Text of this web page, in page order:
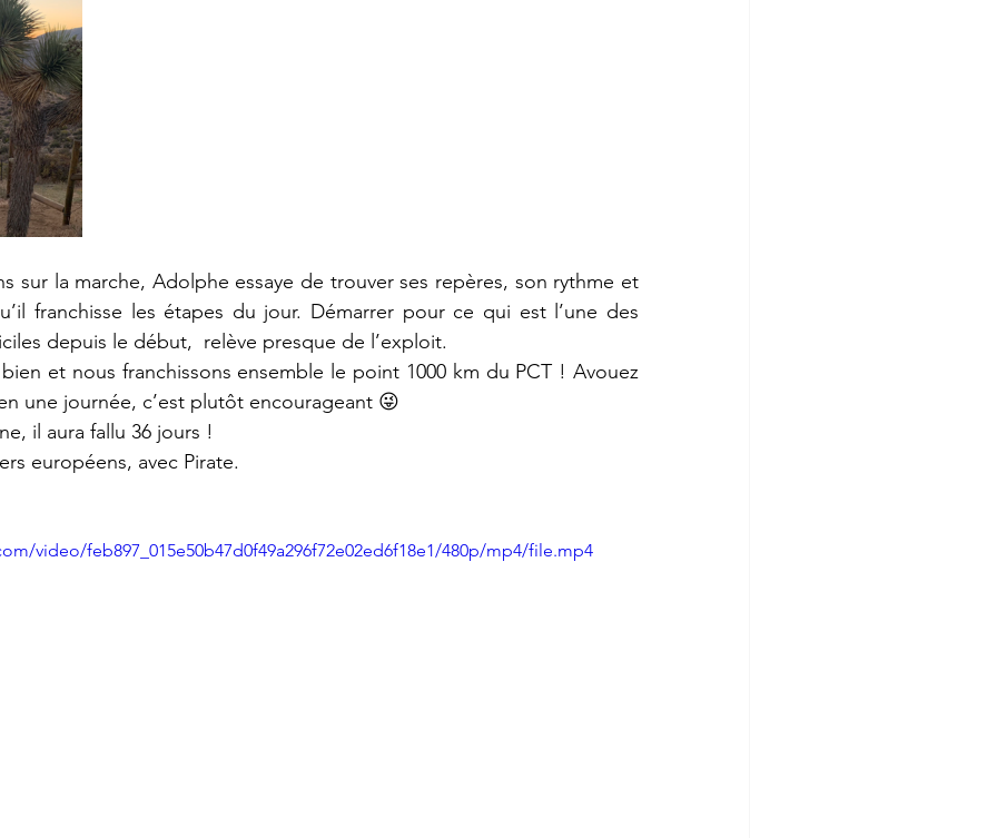
sur la marche, Adolphe essaye de trouver ses repères, son rythme et
franchisse les étapes du jour. Démarrer pour ce qui est l’une des
depuis le début,  relève presque de l’exploit.
et nous franchissons ensemble le point 1000 km du PCT ! Avouez
une journée, c’est plutôt encourageant 😜
il aura fallu 36 jours !
européens, avec Pirate.
video/feb897_015e50b47d0f49a296f72e02ed6f18e1/480p/mp4/file.mp4